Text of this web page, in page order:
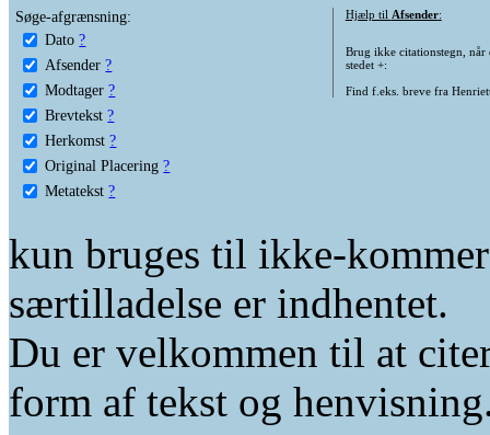
Søge-afgrænsning:
Dato ?
Afsender ?
Modtager ?
Brevtekst ?
Herkomst ?
Original Placering ?
Metatekst ?
Hjælp til Afsender:
Brug ikke citationstegn, når
stedet +:
Find f.eks. breve fra
kun bruges til ikke-
særtilladelse er indhentet.
Du er velkommen til at
form af tekst og